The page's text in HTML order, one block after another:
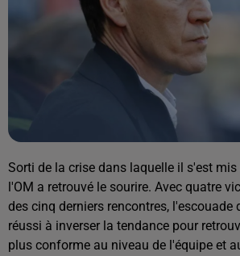
Sorti de la crise dans laquelle il s'est
l'OM a retrouvé le sourire. Avec quatre
des cinq derniers rencontres, l'escouade
réussi à inverser la tendance pour
plus conforme au niveau de l'équipe et